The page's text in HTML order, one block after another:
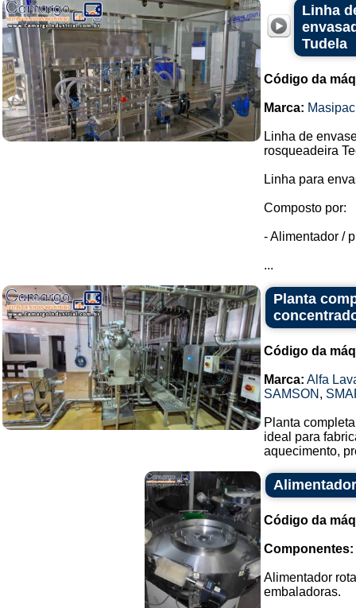
Linha
Tudela
Código da
Marca:
Linha de
rosqueadeira
Linha para
Composto por:
- Alimentador /
...
Planta
Código da
Marca: Alfa
SAMSON ,
Planta
ideal para
aquecimento,
Código da
Componentes:
Alimentador
embaladoras.